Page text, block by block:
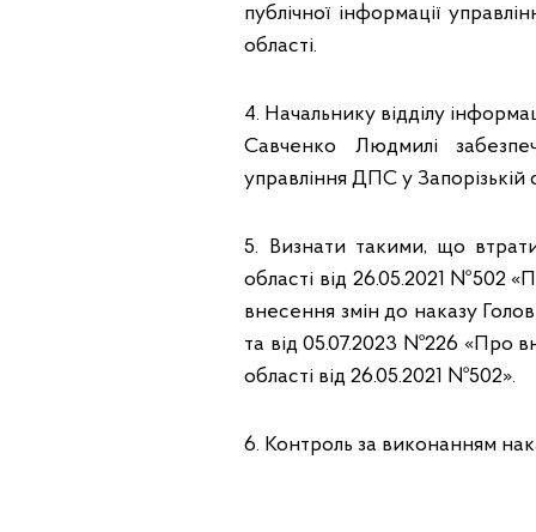
публічної інформації
області.
4. Начальнику відділу
Савченко Людмилі
управління ДПС у
5. Визнати такими, що
області від 26.05.2021 №502
внесення змін до наказу
та від 05.07.2023 №226 «Про
області від 26.05.2021 №502».
6. Контроль за виконанням